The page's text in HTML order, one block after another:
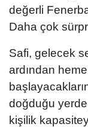
değerli
Daha çok
Safi, gelecek
ardından
doğduğu
kişilik